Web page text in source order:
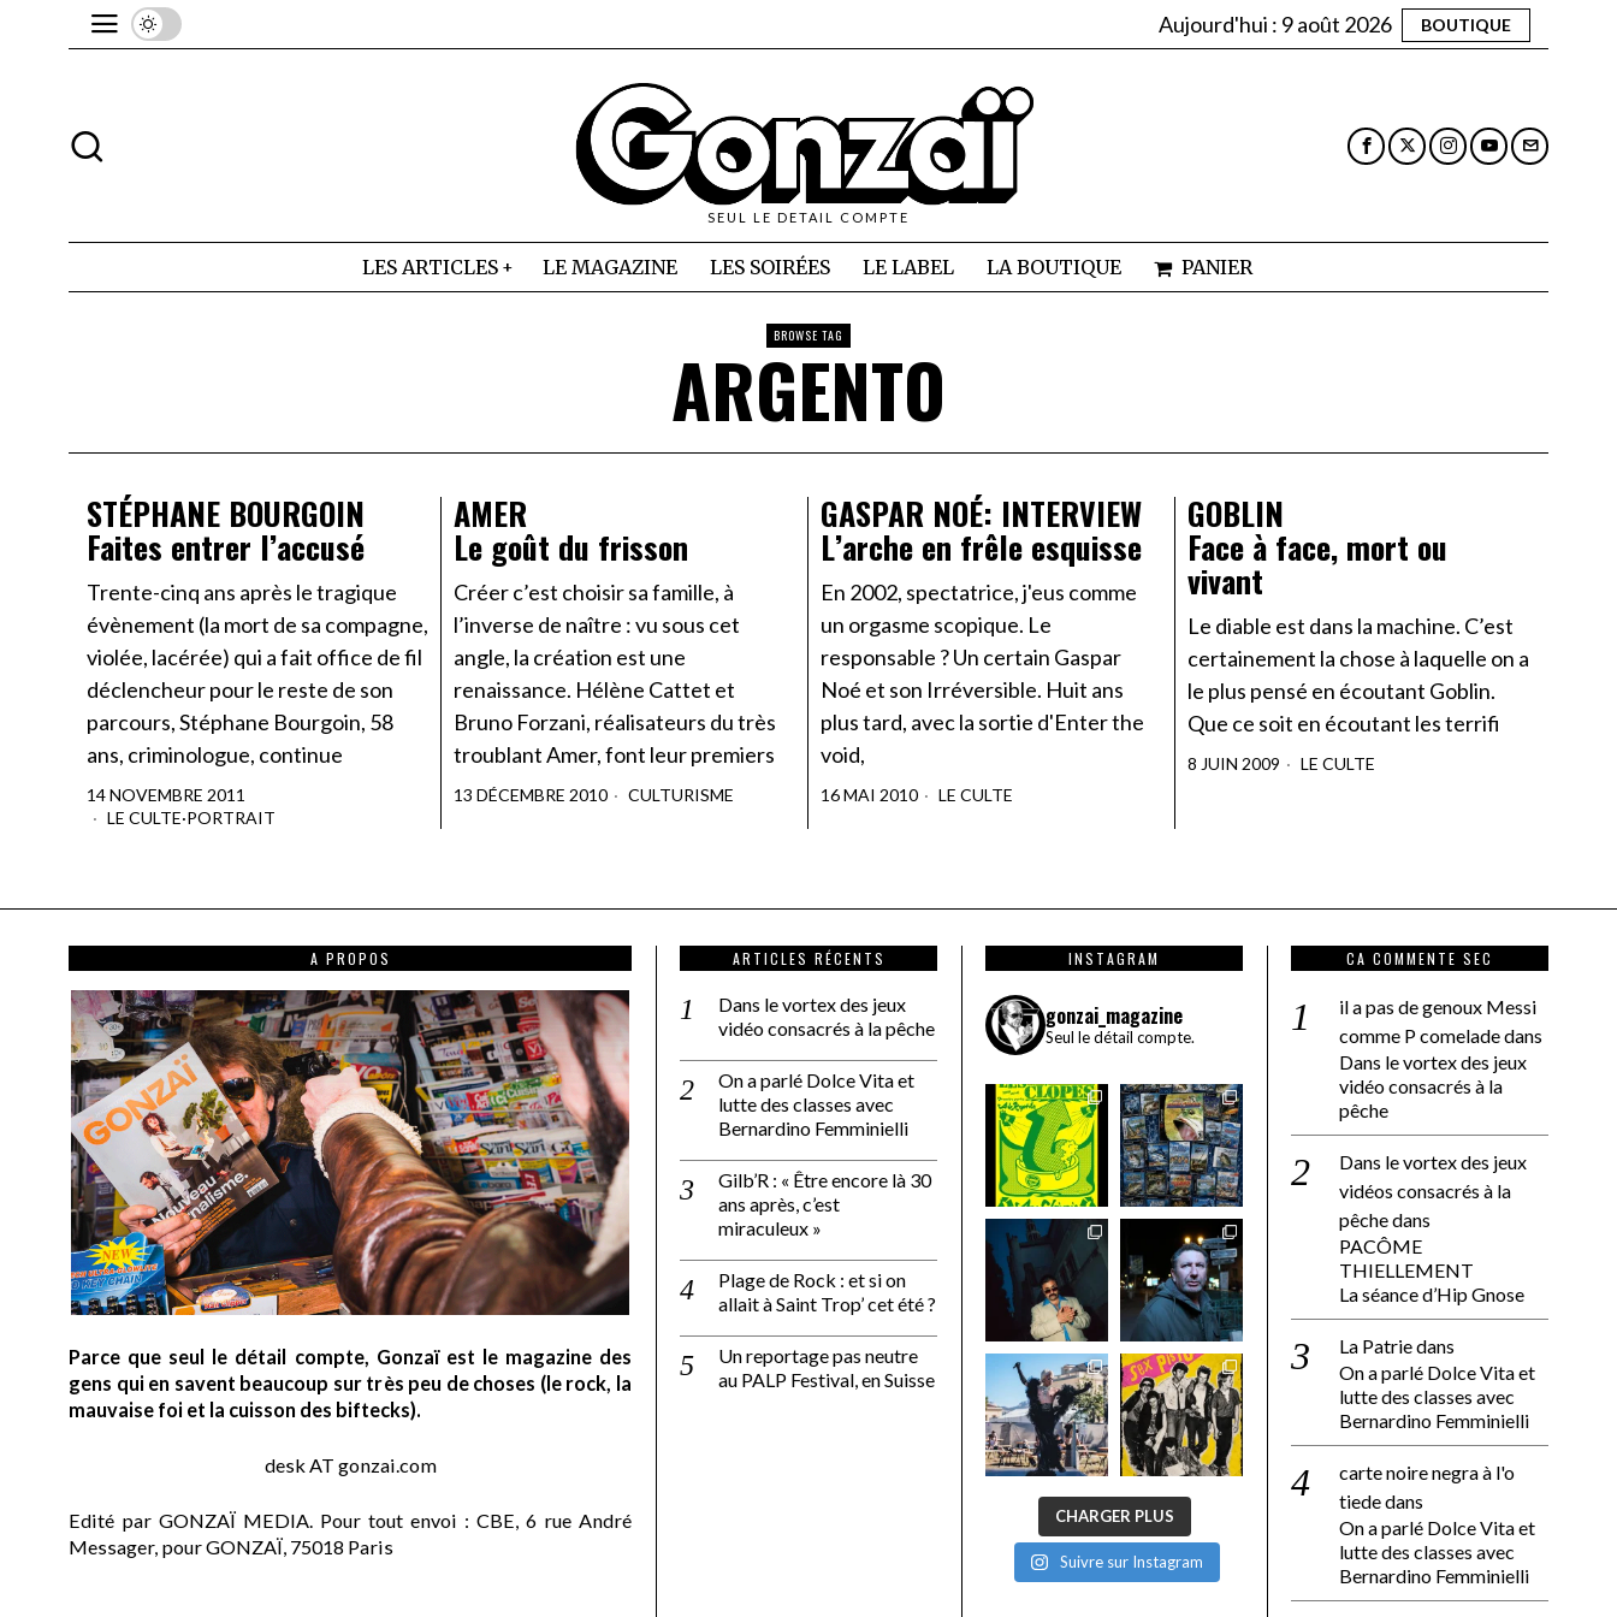
Aujourd'hui : 9 août 2026 BOUTIQUE
SEUL LE DETAIL COMPTE
LES ARTICLES LE MAGAZINE LES SOIRÉES LE LABEL LA BOUTIQUE PANIER
BROWSE TAG
ARGENTO
STÉPHANE BOURGOIN
Faites entrer l’accusé
Trente-cinq ans après le tragique
évènement (la mort de sa compagne,
violée, lacérée) qui a fait office de fil
déclencheur pour le reste de son
parcours, Stéphane Bourgoin, 58
ans, criminologue, continue
14 NOVEMBRE 2011
LE CULTE·PORTRAIT
AMER
Le goût du frisson
Créer c’est choisir sa famille, à
l’inverse de naître : vu sous cet
angle, la création est une
renaissance. Hélène Cattet et
Bruno Forzani, réalisateurs du très
troublant Amer, font leur premiers
13 DÉCEMBRE 2010 CULTURISME
GASPAR NOÉ: INTERVIEW
L’arche en frêle esquisse
En 2002, spectatrice, j'eus comme
un orgasme scopique. Le
responsable ? Un certain Gaspar
Noé et son Irréversible. Huit ans
plus tard, avec la sortie d'Enter the
void,
16 MAI 2010 LE CULTE
GOBLIN
Face à face, mort ou
vivant
Le diable est dans la machine. C’est
certainement la chose à laquelle on a
le plus pensé en écoutant Goblin.
Que ce soit en écoutant les terrifi
8 JUIN 2009 LE CULTE
A PROPOS
Parce que seul le détail compte, Gonzaï est le magazine des
gens qui en savent beaucoup sur très peu de choses (le rock, la
mauvaise foi et la cuisson des biftecks).
desk AT gonzai.com
Edité par GONZAÏ MEDIA. Pour tout envoi : CBE, 6 rue André
Messager, pour GONZAÏ, 75018 Paris
ARTICLES RÉCENTS
Dans le vortex des jeux
vidéo consacrés à la pêche
On a parlé Dolce Vita et
lutte des classes avec
Bernardino Femminielli
Gilb’R : « Être encore là 30
ans après, c’est
miraculeux »
Plage de Rock : et si on
allait à Saint Trop’ cet été ?
Un reportage pas neutre
au PALP Festival, en Suisse
INSTAGRAM
gonzai_magazine
Seul le détail compte.
CHARGER PLUS
Suivre sur Instagram
CA COMMENTE SEC
il a pas de genoux Messi
comme P comeladedans
Dans le vortex des jeux
vidéo consacrés à la
pêche
Dans le vortex des jeux
vidéos consacrés à la
pêchedans
PACÔME
THIELLEMENT
La séance d’Hip Gnose
La Patriedans
On a parlé Dolce Vita et
lutte des classes avec
Bernardino Femminielli
carte noire negra à l'o
tiededans
On a parlé Dolce Vita et
lutte des classes avec
Bernardino Femminielli